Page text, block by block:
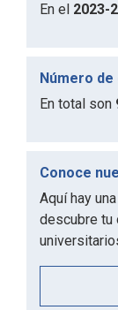
En el 2023-2
Número
En total son
Conoce
Aquí hay
descubre tu